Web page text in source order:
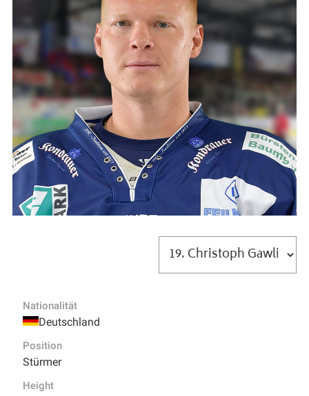
Nationalität
Deutschland
Position
Stürmer
Height